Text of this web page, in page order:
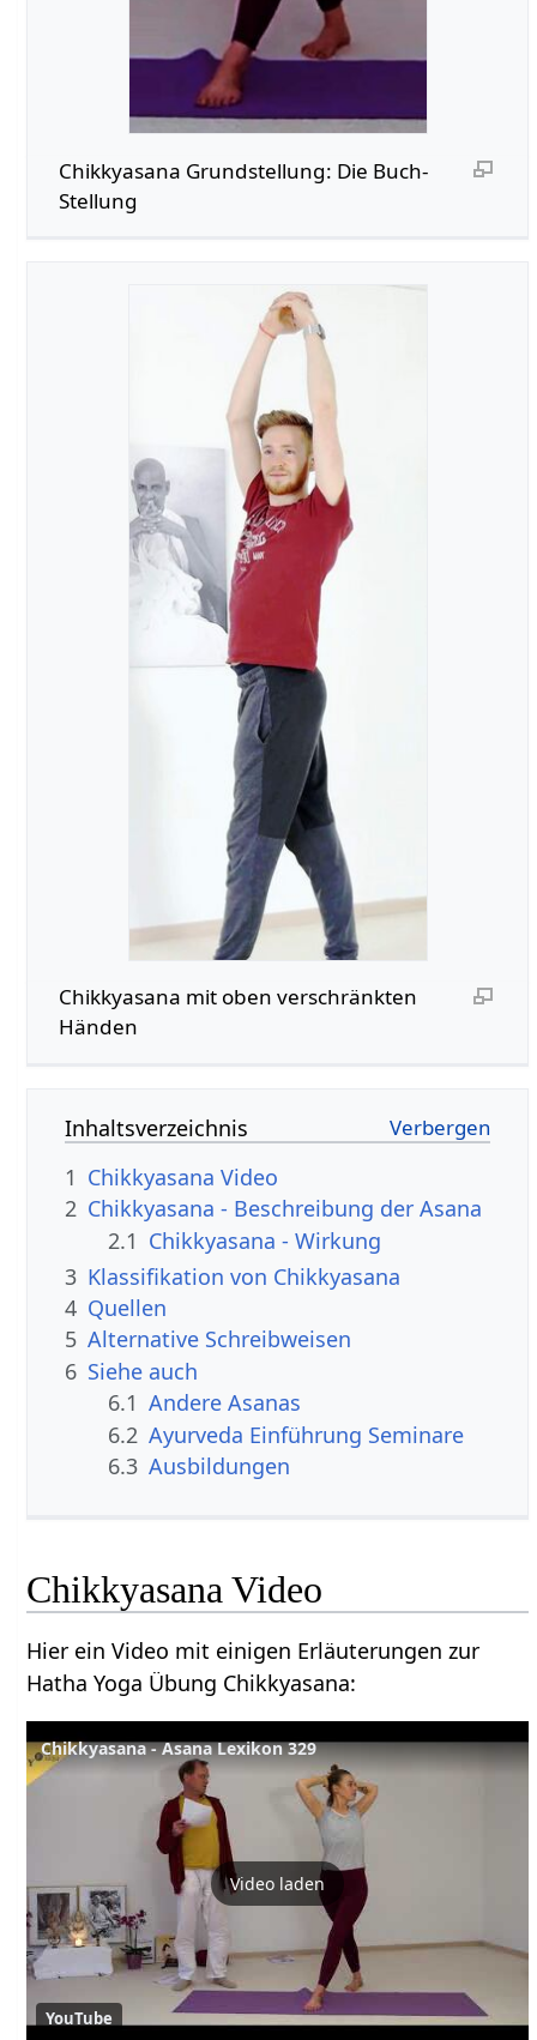
Chikkyasana Grundstellung: Die Buch-
Stellung
Chikkyasana mit oben verschränkten
Händen
Inhaltsverzeichnis
1 Chikkyasana Video
2 Chikkyasana - Beschreibung der Asana
2.1 Chikkyasana - Wirkung
3 Klassifikation von Chikkyasana
4 Quellen
5 Alternative Schreibweisen
6 Siehe auch
6.1 Andere Asanas
6.2 Ayurveda Einführung Seminare
6.3 Ausbildungen
Chikkyasana Video
Hier ein Video mit einigen Erläuterungen zur
Hatha Yoga Übung Chikkyasana:
Chikkyasana - Asana Lexikon 329
Video laden
YouTube